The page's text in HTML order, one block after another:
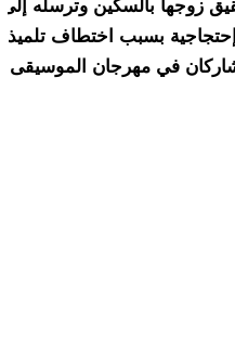
في حادثة سير مميتة وإصابة
بالسكين وترسله إلى
بسبب اختطاف